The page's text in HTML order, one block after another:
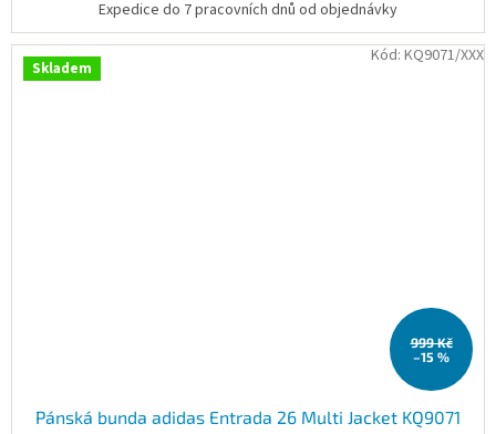
Expedice do 7 pracovních dnů od objednávky
Skladem
999 Kč
–15 %
Pánská bunda adidas Entrada 26 Multi Jacket KQ9071
Kód: KQ9071/XXX